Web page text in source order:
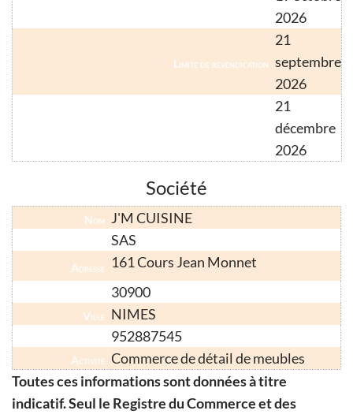
2026
Limite de revendication
21
septembre
2026
21
décembre
2026
Société
Nom J'M CUISINE
SAS
Adresse 161 Cours Jean Monnet
30900
Ville NIMES
952887545
Activité Commerce de détail de meubles
Toutes ces informations sont données à titre
indicatif. Seul le Registre du Commerce et des